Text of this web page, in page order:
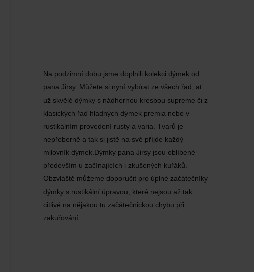
Na podzimní dobu jsme doplnili kolekci dýmek od
pana Jirsy. Můžete si nyní vybírat ze všech řad, ať
už skvělé dýmky s nádhernou kresbou supreme či z
klasických řad hladných dýmek premia nebo v
rustikálním provedení rusty a varia. Tvarů je
nepřeberně a tak si jistě na své příjde každý
milovník dýmek.Dýmky pana Jirsy jsou oblíbené
především u začínajících i zkušených kuřáků.
Obzvláště můžeme doporučit pro úplné začátečníky
dýmky s rustikální úpravou, které nejsou až tak
citlivé na nějakou tu začátečnickou chybu při
zakuřování.